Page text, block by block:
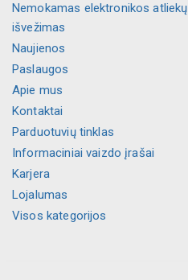
Nemokamas elektronikos atliekų
išvežimas
Naujienos
Paslaugos
Apie mus
Kontaktai
Parduotuvių tinklas
Informaciniai vaizdo įrašai
Karjera
Lojalumas
Visos kategorijos